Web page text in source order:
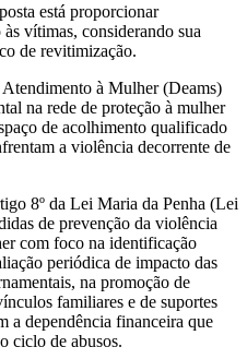
está proporcionar
vítimas, considerando sua
de revitimização.
à Mulher (Deams)
na rede de proteção à mulher
de acolhimento qualificado
a violência decorrente de
8º da Lei Maria da Penha (Lei
de prevenção da violência
com foco na identificação
periódica de impacto das
na promoção de
familiares e de suportes
a dependência financeira que
ciclo de abusos.